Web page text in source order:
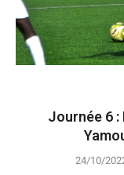
Journée 6
24/10/